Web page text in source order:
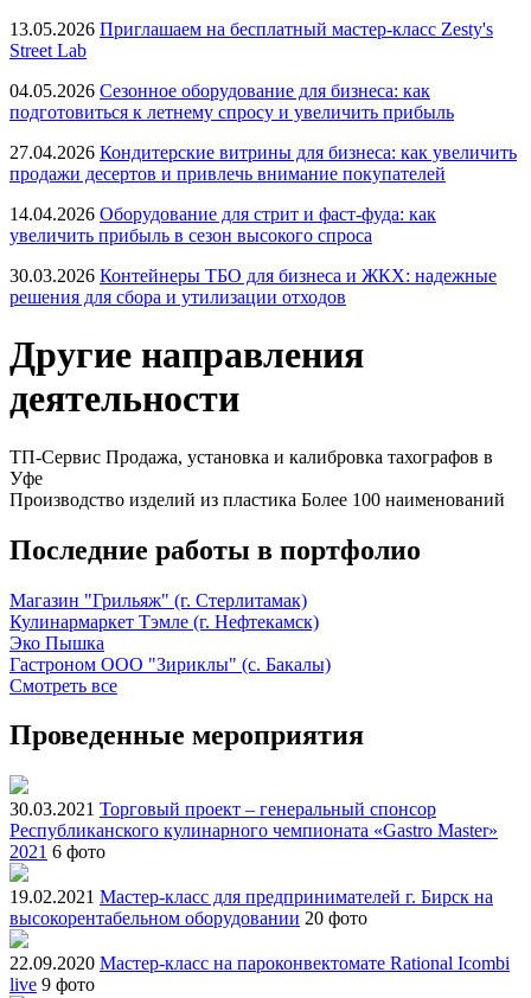
13.05.2026 Приглашаем на бесплатный мастер-класс Zesty's
Street Lab
04.05.2026 Сезонное оборудование для бизнеса: как
подготовиться к летнему спросу и увеличить прибыль
27.04.2026 Кондитерские витрины для бизнеса: как увеличить
продажи десертов и привлечь внимание покупателей
14.04.2026 Оборудование для стрит и фаст-фуда: как
увеличить прибыль в сезон высокого спроса
30.03.2026 Контейнеры ТБО для бизнеса и ЖКХ: надежные
решения для сбора и утилизации отходов
Другие направления
деятельности
ТП-Сервис Продажа, установка и калибровка тахографов в
Уфе
Производство изделий из пластика Более 100 наименований
Последние работы в портфолио
Магазин "Грильяж" (г. Стерлитамак)
Кулинармаркет Тэмле (г. Нефтекамск)
Эко Пышка
Гастроном ООО "Зириклы" (с. Бакалы)
Смотреть все
Проведенные мероприятия
30.03.2021 Торговый проект – генеральный спонсор
Республиканского кулинарного чемпионата «Gastro Master»
2021 6 фото
19.02.2021 Мастер-класс для предпринимателей г. Бирск на
высокорентабельном оборудовании 20 фото
22.09.2020 Мастер-класс на пароконвектомате Rational Icombi
live 9 фото